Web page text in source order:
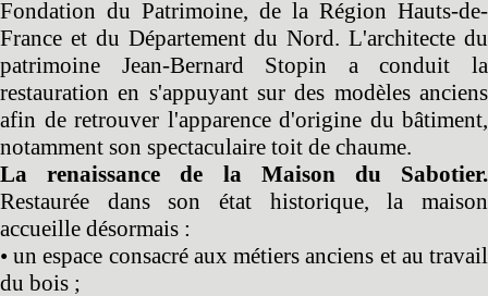
Fondation du Patrimoine, de la Région Hauts-de-
France et du Département du Nord. L'architecte du
patrimoine Jean-Bernard Stopin a conduit la
restauration en s'appuyant sur des modèles anciens
afin de retrouver l'apparence d'origine du bâtiment,
notamment son spectaculaire toit de chaume.
La renaissance de la Maison du Sabotier.
Restaurée dans son état historique, la maison
accueille désormais :
• un espace consacré aux métiers anciens et au travail
du bois ;